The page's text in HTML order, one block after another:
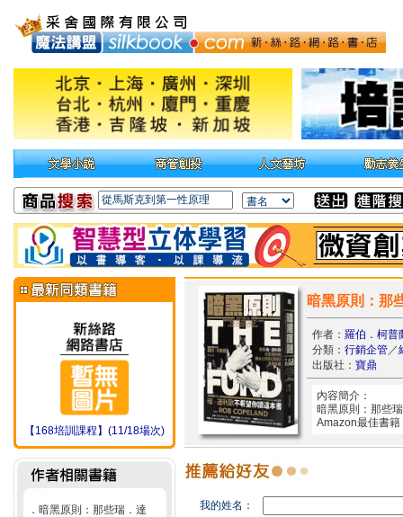
【168培訓課程】(11/18場次)
． 暗黑原則：那些瑞．達
暗黑原則：那
作者： 羅伯．柯普
分類： 行銷企管／
出版社： 寶鼎
內容簡介：
暗黑原則：那些
Amazon最佳書
我的姓名：